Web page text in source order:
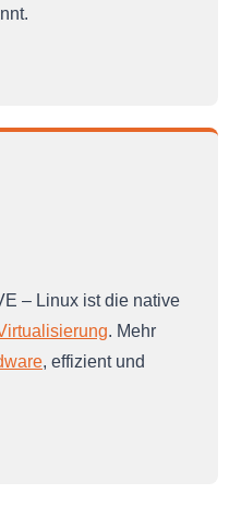
– Linux ist die native
. Mehr
, effizient und